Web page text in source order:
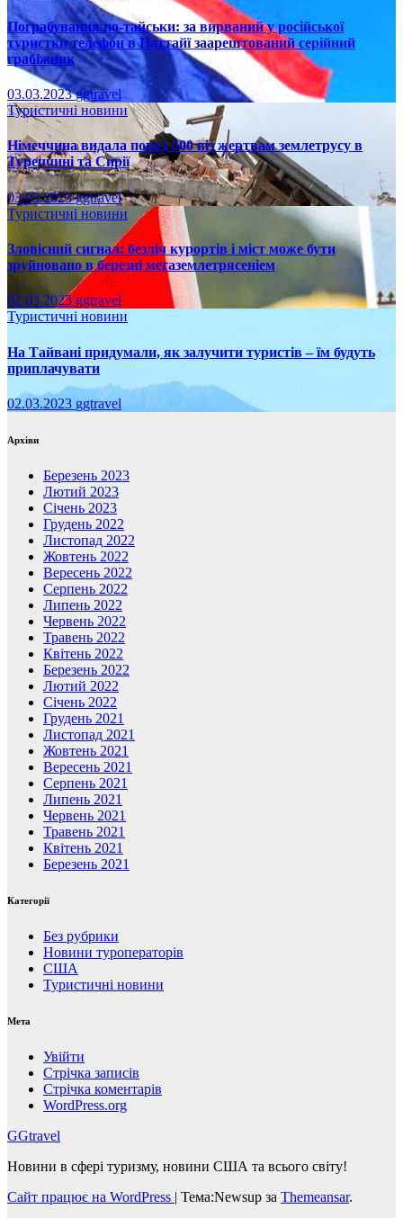
Пограбування по-тайськи: за вирваний у російської
туристки телефон в Паттайї заарештований серійний
грабіжник
03.03.2023ggtravel
Туристичні новини
Німеччина видала понад 500 віз жертвам землетрусу в
Туреччині та Сирії
03.03.2023ggtravel
Туристичні новини
Зловісний сигнал: безліч курортів і міст може бути
зруйновано в березні мегаземлетрясеніем
02.03.2023 ggtravel
Туристичні новини
На Тайвані придумали, як залучити туристів – їм будуть
приплачувати
02.03.2023 ggtravel
Архіви
Березень 2023
Лютий 2023
Січень 2023
Грудень 2022
Листопад 2022
Жовтень 2022
Вересень 2022
Серпень 2022
Липень 2022
Червень 2022
Травень 2022
Квітень 2022
Березень 2022
Лютий 2022
Січень 2022
Грудень 2021
Листопад 2021
Жовтень 2021
Вересень 2021
Серпень 2021
Липень 2021
Червень 2021
Травень 2021
Квітень 2021
Березень 2021
Категорії
Без рубрики
Новини туроператорів
США
Туристичні новини
Мета
Увійти
Стрічка записів
Стрічка коментарів
WordPress.org
GGtravel
Новини в сфері туризму, новини США та всього світу!
Сайт працює на WordPress | Тема:Newsup за Themeansar.